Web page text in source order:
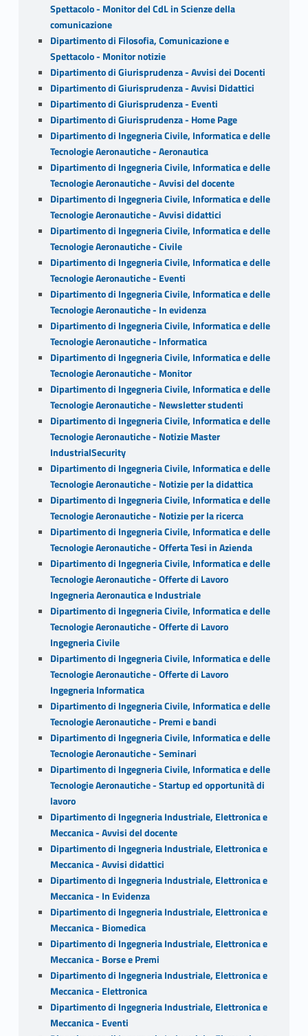
Spettacolo - Monitor del CdL in Scienze della
comunicazione
Dipartimento di Filosofia, Comunicazione e
Spettacolo - Monitor notizie
Dipartimento di Giurisprudenza - Avvisi dei Docenti
Dipartimento di Giurisprudenza - Avvisi Didattici
Dipartimento di Giurisprudenza - Eventi
Dipartimento di Giurisprudenza - Home Page
Dipartimento di Ingegneria Civile, Informatica e delle
Tecnologie Aeronautiche - Aeronautica
Dipartimento di Ingegneria Civile, Informatica e delle
Tecnologie Aeronautiche - Avvisi del docente
Dipartimento di Ingegneria Civile, Informatica e delle
Tecnologie Aeronautiche - Avvisi didattici
Dipartimento di Ingegneria Civile, Informatica e delle
Tecnologie Aeronautiche - Civile
Dipartimento di Ingegneria Civile, Informatica e delle
Tecnologie Aeronautiche - Eventi
Dipartimento di Ingegneria Civile, Informatica e delle
Tecnologie Aeronautiche - In evidenza
Dipartimento di Ingegneria Civile, Informatica e delle
Tecnologie Aeronautiche - Informatica
Dipartimento di Ingegneria Civile, Informatica e delle
Tecnologie Aeronautiche - Monitor
Dipartimento di Ingegneria Civile, Informatica e delle
Tecnologie Aeronautiche - Newsletter studenti
Dipartimento di Ingegneria Civile, Informatica e delle
Tecnologie Aeronautiche - Notizie Master
IndustrialSecurity
Dipartimento di Ingegneria Civile, Informatica e delle
Tecnologie Aeronautiche - Notizie per la didattica
Dipartimento di Ingegneria Civile, Informatica e delle
Tecnologie Aeronautiche - Notizie per la ricerca
Dipartimento di Ingegneria Civile, Informatica e delle
Tecnologie Aeronautiche - Offerta Tesi in Azienda
Dipartimento di Ingegneria Civile, Informatica e delle
Tecnologie Aeronautiche - Offerte di Lavoro
Ingegneria Aeronautica e Industriale
Dipartimento di Ingegneria Civile, Informatica e delle
Tecnologie Aeronautiche - Offerte di Lavoro
Ingegneria Civile
Dipartimento di Ingegneria Civile, Informatica e delle
Tecnologie Aeronautiche - Offerte di Lavoro
Ingegneria Informatica
Dipartimento di Ingegneria Civile, Informatica e delle
Tecnologie Aeronautiche - Premi e bandi
Dipartimento di Ingegneria Civile, Informatica e delle
Tecnologie Aeronautiche - Seminari
Dipartimento di Ingegneria Civile, Informatica e delle
Tecnologie Aeronautiche - Startup ed opportunità di
lavoro
Dipartimento di Ingegneria Industriale, Elettronica e
Meccanica - Avvisi del docente
Dipartimento di Ingegneria Industriale, Elettronica e
Meccanica - Avvisi didattici
Dipartimento di Ingegneria Industriale, Elettronica e
Meccanica - In Evidenza
Dipartimento di Ingegneria Industriale, Elettronica e
Meccanica - Biomedica
Dipartimento di Ingegneria Industriale, Elettronica e
Meccanica - Borse e Premi
Dipartimento di Ingegneria Industriale, Elettronica e
Meccanica - Elettronica
Dipartimento di Ingegneria Industriale, Elettronica e
Meccanica - Eventi